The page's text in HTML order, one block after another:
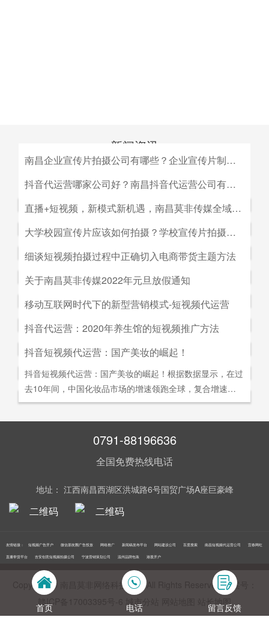
新闻资讯
南昌企业宣传片拍摄公司有哪些？企业宣传片制作公司哪家好
南昌企业宣传片拍摄公司有哪些？企业宣传片制作公司哪家
视宣传的规模，似乎企业宣传片是大企业才做得起的东西。
而事实上，正是因为公司规模小，才需要通过一个企业形象
片的包装，给经销商客户等以信心。
抖音代运营哪家公司好？南昌抖音代运营公司有哪些？
抖音代运营哪家公司好？南昌抖音代运营公司有哪些？抖音
何选择抖音代运营公司呢，首先我们要先了解抖音代运营的
主要工作有哪些，抖音代运营公司会帮助我们做什么，什么
是我们自己做不到的，随着抖音的流行，抖音代运营的发展
前景是非常好的。
直播+短视频，新模式新机遇，南昌莫非传媒全域营销平台全新低成本精准拓客！
直播+短视频，新模式新机遇，南昌莫非传媒全域营销平台
会对市场营销造成深远的影响，引领企业走向下一场变革。
2G时代，消费者实现了通讯的自由；3G时代，视频通话和
移动数据技术的兴起推动了智能手机的发展；到了4G技术
的普及，成为了视频流媒体、移动应用和程序化广告发展的
信息的接收已经从图文时代转向了视听时代，而营销方式也
从单一的PC搜索引擎向多媒体、多领域转移，短视频、直
大学校园宣传片应该如何拍摄？学校宣传片拍摄出来有哪些作用？
大学校园宣传片应该如何拍摄？学校宣传片拍摄出来有哪些
始陆续的展开，而为了配合更好的招生进行学校文化建设，
都会拍摄一些大学宣传片来吸引更多学生，进而达到校园招
生的目的。那么，大学宣传片如何拍摄呢？有哪些作用？下
面小编就来为大家简单介绍一下。
细谈短视频拍摄过程中正确切入电商带货主题方法
细谈短视频拍摄过程中正确切入电商带货主题方法。短视频
一是创建自己的个人IP品牌,比如李子柒；二是创建代表生
活方式的品牌, 比如“一条”。前者就是基于达人的影响力创
建品牌,以IP名为品牌名,以达人为 品牌背书,这种模式其实更
像粉丝经济。普通用户受短视频内容的吸引 成为达人的粉
丝,进而成为产生实际购买行为的用户。实践证明,只要 IP足
够打动人心,他们就能爆发出巨大的影响力。以李子柒为例,
李子柒凭借短视频积累了千万粉丝,后在淘宝平台开设店铺,
关于南昌莫非传媒2022年元旦放假通知
关于南昌莫非传媒2022年元旦放假通知.元旦：1月1日（星
月4日（星期二）上班。在此期间，如果您有需要我们提供
服务的地方可直接在网站留言板块进行留言，上班后，我们
会及时回复；如有紧急事项可拨打0791-88196636进行咨
询。
移动互联网时代下的新型营销模式-短视频代运营
移动互联网时代下的新型营销模式-短视频代运营。创意营
的含义发生了新的变化，是以创意表达的内容为连接的、以
社交分享和算法匹配为，主要传播信道的用户参与共创的新
型整合营销模式。
抖音代运营：2020年养生馆的短视频推广方法
抖音代运营：2020年养生馆的短视频推广方法.南昌莫非文
告及网络营销领域的公司，是国内领先的一站式全网营销推
广创新型服务平台。主营：蓝V认证，抖音，快手短视频代
理，搜索引擎营销，关键词优化，网站建设，SEO网站优
化，SEM竞价优化，小程序制作，网络推广，网络营销，
设计，LOGO设计，口碑优化，品牌形象设计，获客推广，
网站定制，APP开发，软件制作，网络公关，网站推广，海
告等等业务！在江西更多人选择南昌莫非传媒！
抖音短视频代运营：国产美妆的崛起！
抖音短视频代运营：国产美妆的崛起！根据数据显示，在过
去10年间，中国化妆品市场的增速领跑全球，复合增速达9.
5%。庞大的市场让国产美妆迅速崛起，其中，完美日记一
0791-88196636
全国免费热线电话
地址： 江西南昌西湖区洪城路6号国贸广场A座巨豪峰
友情链接： 短视频广告开户 微信朋友圈广告投放 网络推广 新闻稿发布平台 网站建设公司 百度搜索 南昌短视频代运营公司 宜春网红
直播带货平台 吉安创意短视频拍摄公司 宁波营销策划公司 温州品牌包装 港股开户
Copyright © 南昌莫非网络科技公司 All Rights Reserved 备案号：
赣ICP备17003395号‍-6
城市分站 站长地图
首页 电话 留言反馈